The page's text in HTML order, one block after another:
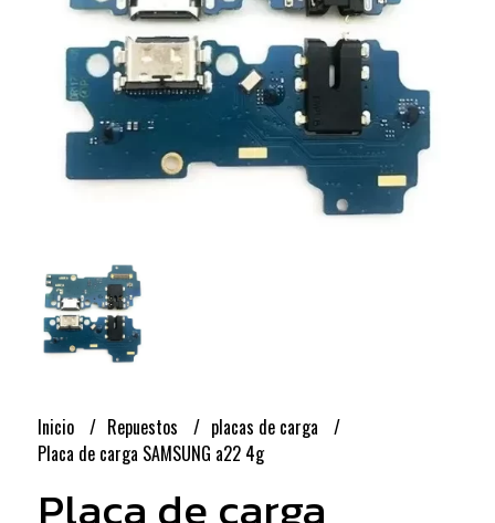
Inicio Repuestos
placas de carga
Placa de carga SAMSUNG a22 4g
Placa de carga